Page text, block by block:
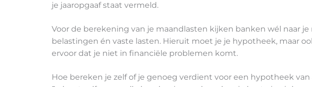
je jaaropgaaf staat vermeld.
Voor de berekening van je maandlasten kijken banken wél naar
belastingen én vaste lasten. Hieruit moet je je hypotheek, maar
ervoor dat je niet in financiële problemen komt.
Hoe bereken je zelf of je genoeg verdient voor een hypotheek van